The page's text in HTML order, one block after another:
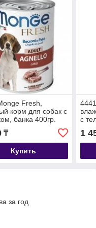
Fresh,
корм для собак с
банка 400гр.
₸
Купить
с
1
за год